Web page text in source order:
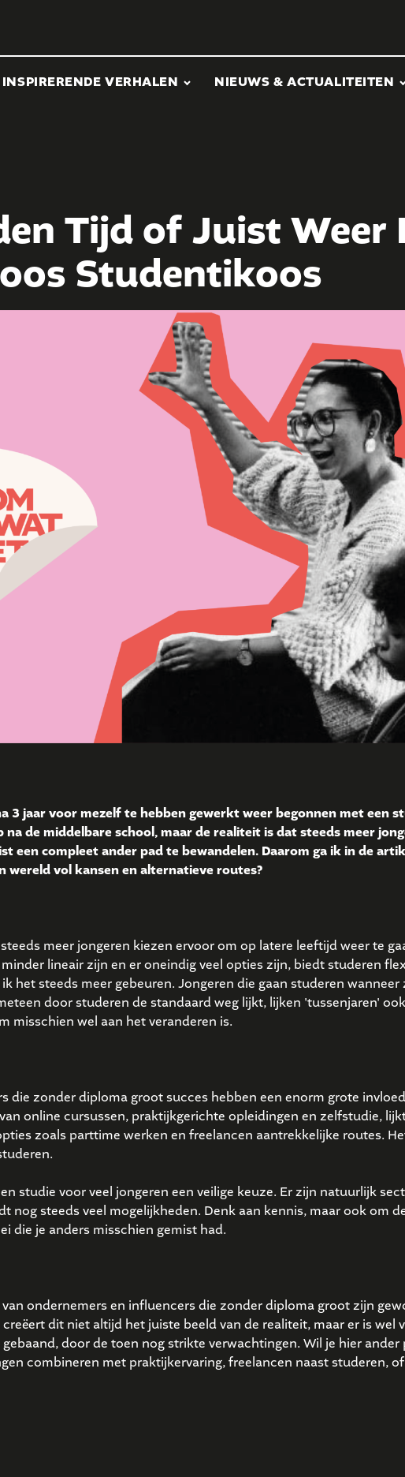
INSPIRERENDE VERHALEN NIEUWS & ACTUALITEITEN
Tijd of Juist Weer
Studentikoos
3 jaar voor mezelf te hebben gewerkt weer begonnen met een
de middelbare school, maar de realiteit is dat steeds meer
een compleet ander pad te bewandelen. Daarom ga ik in de
wereld vol kansen en alternatieve routes?
meer jongeren kiezen ervoor om op latere leeftijd weer te
lineair zijn en er oneindig veel opties zijn, biedt studeren
het steeds meer gebeuren. Jongeren die gaan studeren wanneer
door studeren de standaard weg lijkt, lijken 'tussenjaren'
misschien wel aan het veranderen is.
die zonder diploma groot succes hebben een enorm grote
online cursussen, praktijkgerichte opleidingen en zelfstudie,
zoals parttime werken en freelancen aantrekkelijke routes.
studie voor veel jongeren een veilige keuze. Er zijn natuurlijk
nog steeds veel mogelijkheden. Denk aan kennis, maar ook om
die je anders misschien gemist had.
ondernemers en influencers die zonder diploma groot zijn
dit niet altijd het juiste beeld van de realiteit, maar er is wel
door de toen nog strikte verwachtingen. Wil je hier ander
combineren met praktijkervaring, freelancen naast studeren,